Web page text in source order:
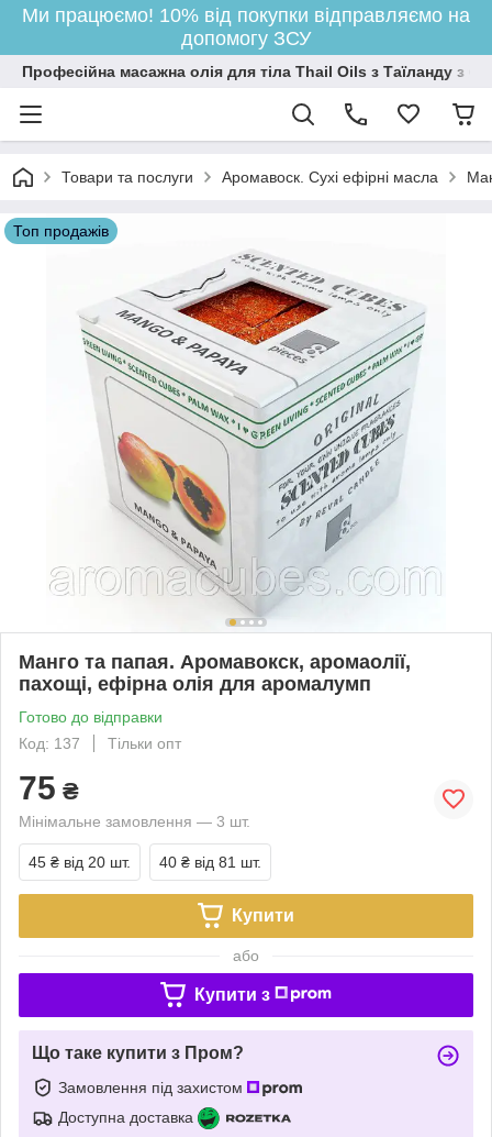
Ми працюємо! 10% від покупки відправляємо на
допомогу ЗСУ
Професійна масажна олія для тіла Thail Oils з Таїланду з
Товари та послуги Аромавоск. Сухі ефірні масла
Топ продажів
Манго та папая. Аромавокск, аромаолії,
пахощі, ефірна олія для аромалумп
Готово до відправки
Код: 137
Тільки опт
75 ₴
Мінімальне замовлення — 3 шт.
45 ₴ від 20 шт. 40 ₴ від 81 шт.
Купити
або
Купити з
Що таке купити з Пром?
Замовлення під захистом
Доступна доставка